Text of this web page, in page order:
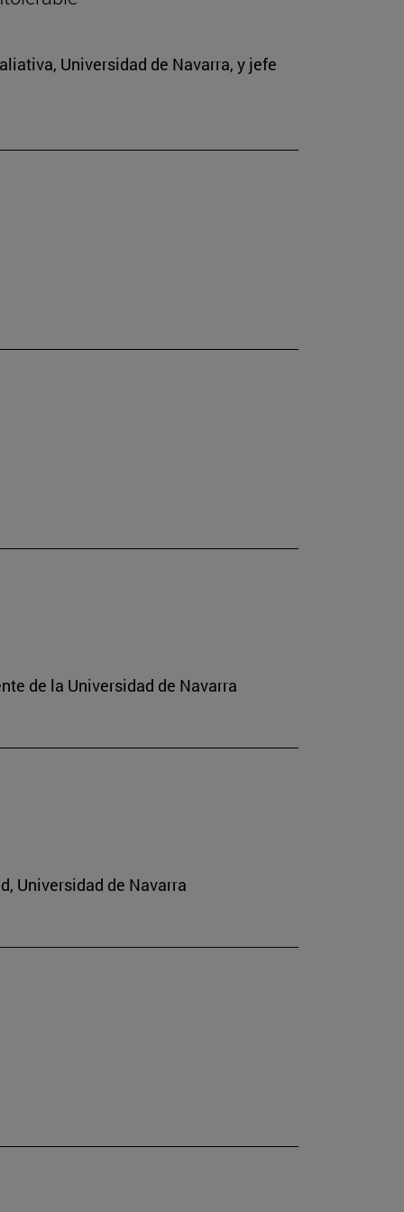
Universidad de Navarra, y jefe
de la Universidad de Navarra
Universidad de Navarra